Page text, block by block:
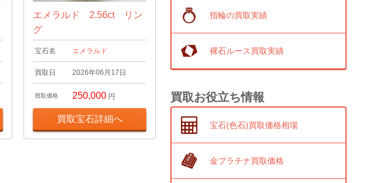
エメラルド 2.56ct リン
グ
宝石名 エメラルド
買取日 2026年06月17日
買取価格 250,000 円
買取宝石詳細へ
指輪の買取実績
裸石ルース買取実績
買取お役立ち情報
宝石(色石)買取価格相場
金プラチナ買取価格